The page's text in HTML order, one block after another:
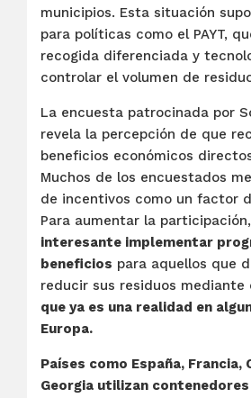
municipios. Esta situación
para políticas como el PAYT,
recogida diferenciada y
controlar el volumen de
La encuesta patrocinada por
revela la percepción de que
beneficios económicos
Muchos de los encuestados
de incentivos como un factor
Para aumentar la participación,
interesante implementar
beneficios para aquellos que
reducir sus residuos mediante
que ya es una realidad en
Europa.
Países como España, Francia,
Georgia utilizan